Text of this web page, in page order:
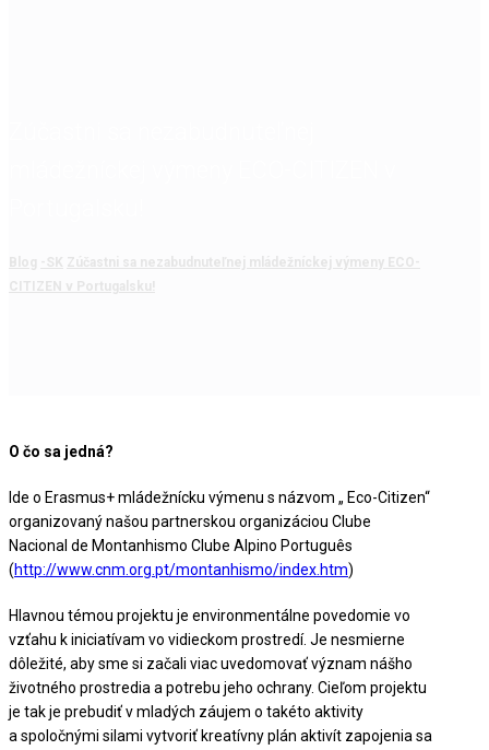
Blog -SK Zúčastni sa nezabudnuteľnej mládežníckej výmeny ECO-
CITIZEN v Portugalsku!
O čo sa jedná?
Ide o Erasmus+ mládežnícku výmenu s názvom „ Eco-Citizen“
organizovaný našou partnerskou organizáciou Clube
Nacional de Montanhismo Clube Alpino Português
(http://www.cnm.org.pt/montanhismo/index.htm)
Hlavnou témou projektu je environmentálne povedomie vo
vzťahu k iniciatívam vo vidieckom prostredí. Je nesmierne
dôležité, aby sme si začali viac uvedomovať význam nášho
životného prostredia a potrebu jeho ochrany. Cieľom projektu
je tak je prebudiť v mladých záujem o takéto aktivity
a spoločnými silami vytvoriť kreatívny plán aktivít zapojenia sa